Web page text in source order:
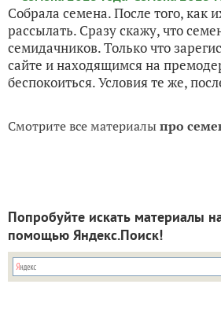
Собрала семена. После того, как
рассылать. Сразу скажу, что
семидачников. Только что
сайте и находящимся на
беспокоиться. Условия те же,
Смотрите все материалыпро
Попробуйте искать материалы
помощью Яндекс.Поиск!